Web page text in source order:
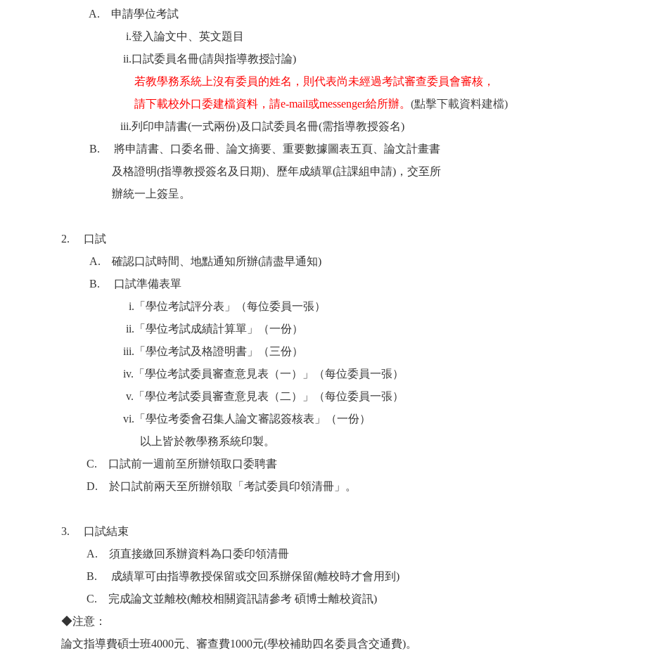
A. 申請學位考試
i.登入論文中、英文題目
ii.口試委員名冊(請與指導教授討論)
若教學務系統上沒有委員的姓名，則代表尚未經過考試審查委員會審核，
請下載校外口委建檔資料，請e-mail或messenger給所辦。 (點擊下載資料建檔)
iii.列印申請書(一式兩份)及口試委員名冊(需指導教授簽名)
B. 將申請書、口委名冊、論文摘要、重要數據圖表五頁、論文計畫書
及格證明(指導教授簽名及日期)、歷年成績單(註課組申請)，交至所
辦統一上簽呈。
2. 口試
A. 確認口試時間、地點通知所辦(請盡早通知)
B. 口試準備表單
i.「學位考試評分表」（每位委員一張）
ii.「學位考試成績計算單」（一份）
iii.「學位考試及格證明書」（三份）
iv.「學位考試委員審查意見表（一）」（每位委員一張）
v.「學位考試委員審查意見表（二）」（每位委員一張）
vi.「學位考委會召集人論文審認簽核表」（一份）
以上皆於教學務系統印製。
C. 口試前一週前至所辦領取口委聘書
D. 於口試前兩天至所辦領取「考試委員印領清冊」。
3. 口試結束
A. 須直接繳回系辦資料為口委印領清冊
B. 成績單可由指導教授保留或交回系辦保留(離校時才會用到)
C. 完成論文並離校(離校相關資訊請參考 碩博士離校資訊)
◆注意：
論文指導費碩士班4000元、審查費1000元(學校補助四名委員含交通費)。